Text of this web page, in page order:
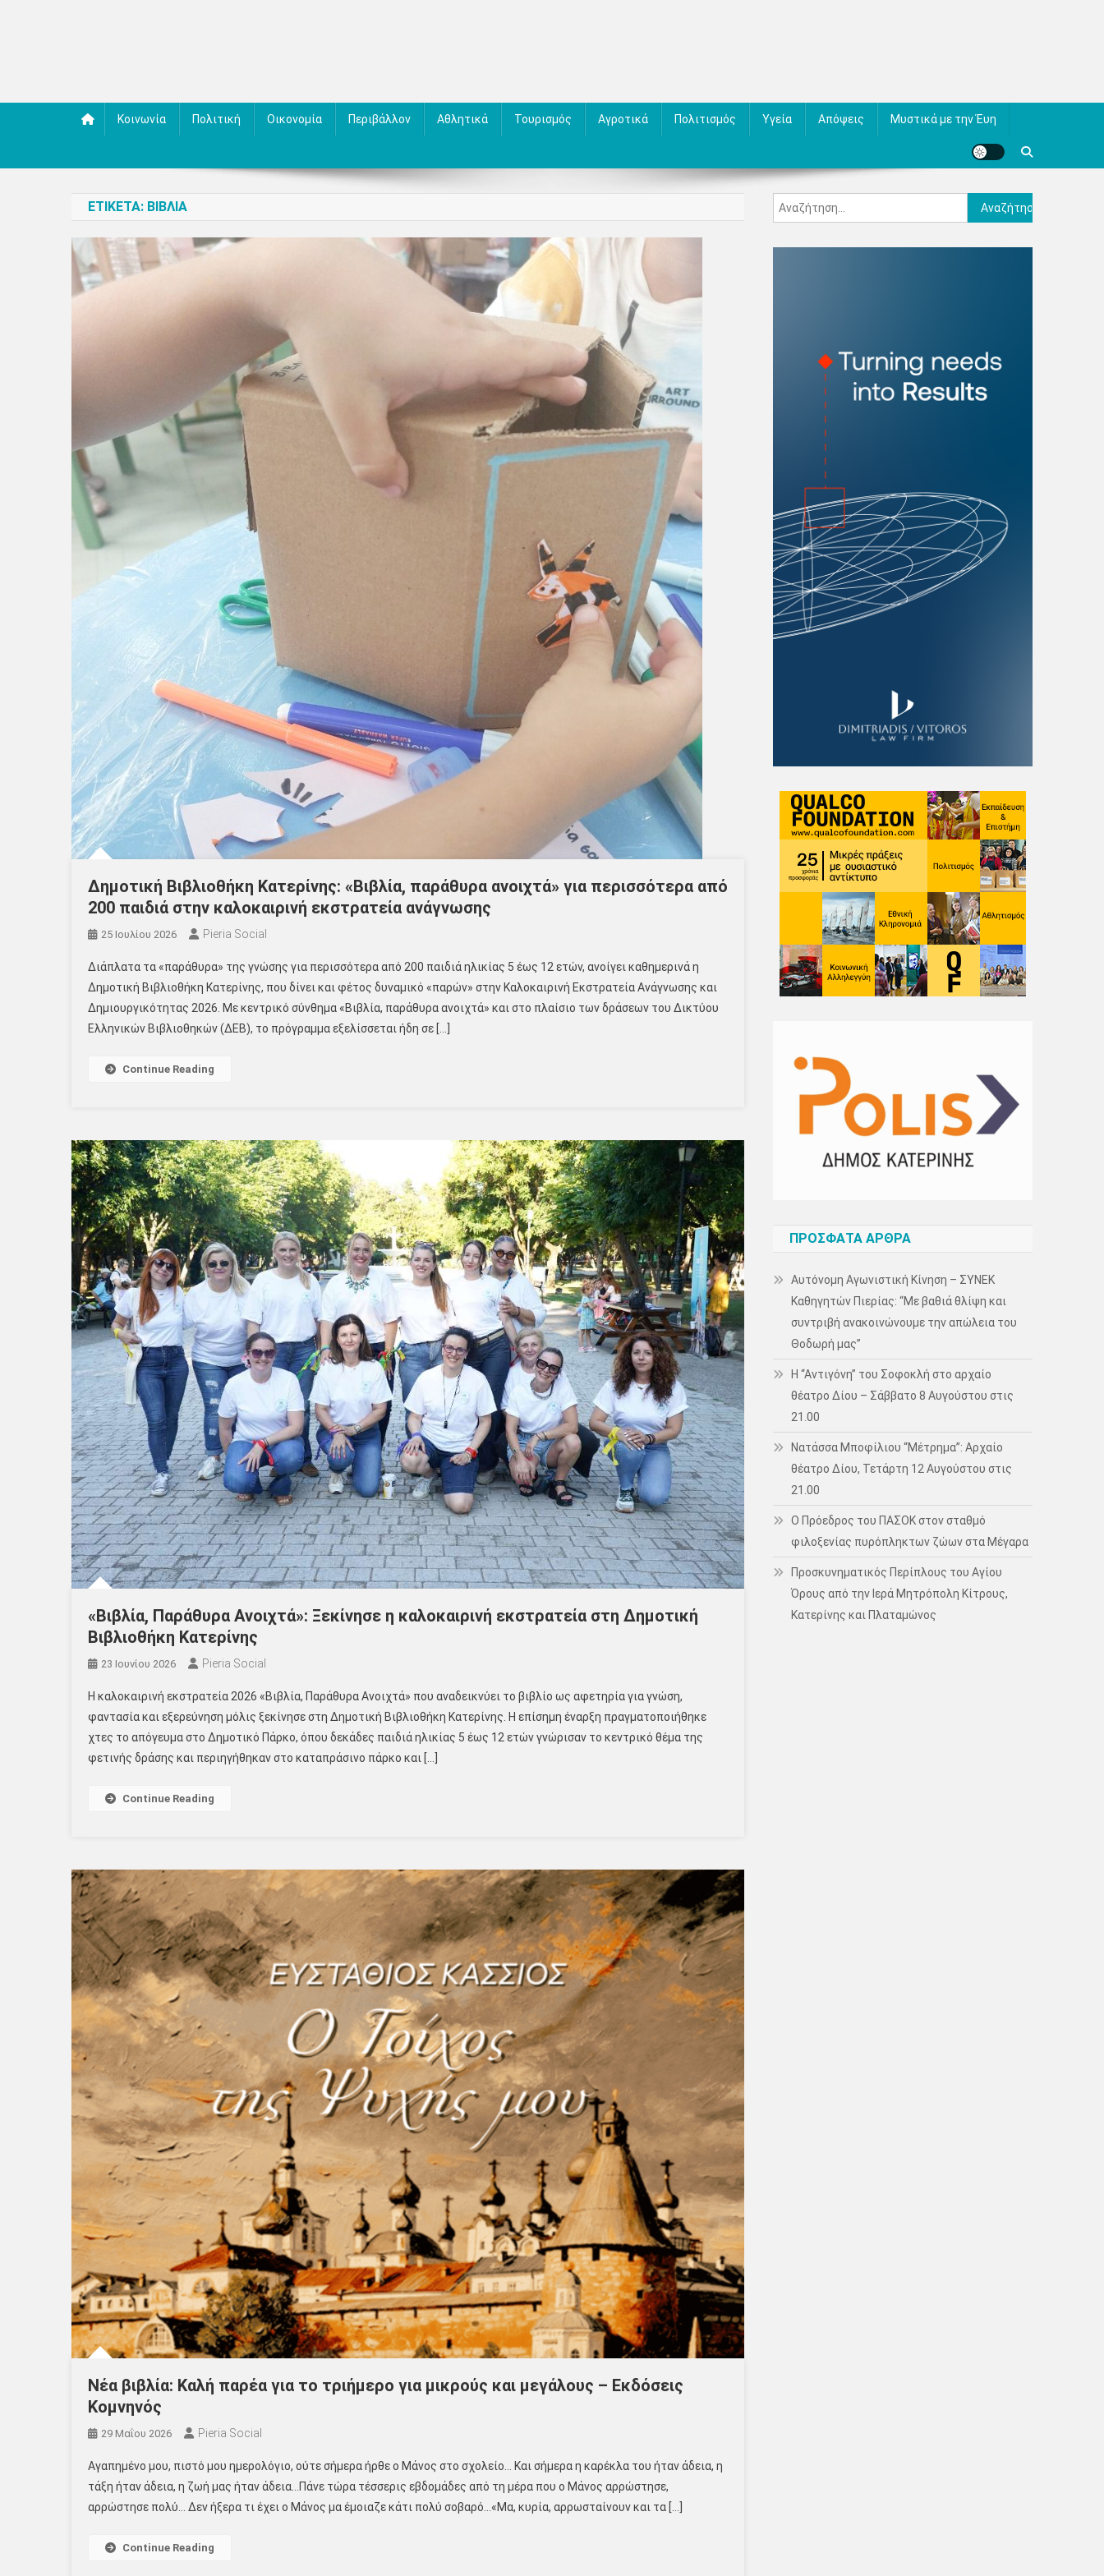
Κοινωνία Πολιτική Οικονομία Περιβάλλον Αθλητικά Τουρισμός Αγροτικά Πολιτισμός Υγεία Απόψεις Μυστικά με την Έυη
ΕΤΙΚΈΤΑ: ΒΙΒΛΊΑ
Δημοτική Βιβλιοθήκη Κατερίνης: «Βιβλία, παράθυρα ανοιχτά» για περισσότερα από
200 παιδιά στην καλοκαιρινή εκστρατεία ανάγνωσης
25 Ιουλίου 2026 Pieria Social
Διάπλατα τα «παράθυρα» της γνώσης για περισσότερα από 200 παιδιά ηλικίας 5 έως 12 ετών, ανοίγει καθημερινά η
Δημοτική Βιβλιοθήκη Κατερίνης, που δίνει και φέτος δυναμικό «παρών» στην Καλοκαιρινή Εκστρατεία Ανάγνωσης και
Δημιουργικότητας 2026. Με κεντρικό σύνθημα «Βιβλία, παράθυρα ανοιχτά» και στο πλαίσιο των δράσεων του Δικτύου
Ελληνικών Βιβλιοθηκών (ΔΕΒ), το πρόγραμμα εξελίσσεται ήδη σε […]
Continue Reading
«Βιβλία, Παράθυρα Ανοιχτά»: Ξεκίνησε η καλοκαιρινή εκστρατεία στη Δημοτική
Βιβλιοθήκη Κατερίνης
23 Ιουνίου 2026 Pieria Social
Η καλοκαιρινή εκστρατεία 2026 «Βιβλία, Παράθυρα Ανοιχτά» που αναδεικνύει το βιβλίο ως αφετηρία για γνώση,
φαντασία και εξερεύνηση μόλις ξεκίνησε στη Δημοτική Βιβλιοθήκη Κατερίνης. Η επίσημη έναρξη πραγματοποιήθηκε
χτες το απόγευμα στο Δημοτικό Πάρκο, όπου δεκάδες παιδιά ηλικίας 5 έως 12 ετών γνώρισαν το κεντρικό θέμα της
φετινής δράσης και περιηγήθηκαν στο καταπράσινο πάρκο και […]
Continue Reading
Νέα βιβλία: Καλή παρέα για το τριήμερο για μικρούς και μεγάλους – Εκδόσεις
Κομνηνός
29 Μαΐου 2026 Pieria Social
Αγαπημένο μου, πιστό μου ημερολόγιο, ούτε σήμερα ήρθε ο Μάνος στο σχολείο… Και σήμερα η καρέκλα του ήταν άδεια, η
τάξη ήταν άδεια, η ζωή μας ήταν άδεια…Πάνε τώρα τέσσερις εβδομάδες από τη μέρα που ο Μάνος αρρώστησε,
αρρώστησε πολύ… Δεν ήξερα τι έχει ο Μάνος μα έμοιαζε κάτι πολύ σοβαρό…«Μα, κυρία, αρρωσταίνουν και τα […]
Continue Reading
Αναζήτηση
για:
ΠΡΌΣΦΑΤΑ ΆΡΘΡΑ
Αυτόνομη Αγωνιστική Κίνηση – ΣΥΝΕΚ
Καθηγητών Πιερίας: “Με βαθιά θλίψη και
συντριβή ανακοινώνουμε την απώλεια του
Θοδωρή μας”
Η “Αντιγόνη” του Σοφοκλή στο αρχαίο
θέατρο Δίου – Σάββατο 8 Αυγούστου στις
21.00
Νατάσσα Μποφίλιου “Μέτρημα”: Αρχαίο
θέατρο Δίου, Τετάρτη 12 Αυγούστου στις
21.00
Ο Πρόεδρος του ΠΑΣΟΚ στον σταθμό
φιλοξενίας πυρόπληκτων ζώων στα Μέγαρα
Προσκυνηματικός Περίπλους του Αγίου
Όρους από την Ιερά Μητρόπολη Κίτρους,
Κατερίνης και Πλαταμώνος